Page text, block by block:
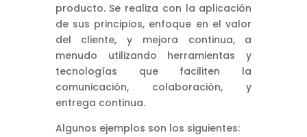
producto. Se realiza con la aplicación
de sus principios, enfoque en el valor
del cliente, y mejora continua, a
menudo utilizando herramientas y
tecnologías que faciliten la
comunicación, colaboración, y
entrega continua.
Algunos ejemplos son los siguientes: